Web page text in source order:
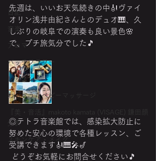
日記
音楽
アロマ
バッチフラワー
レッスン
わらべうたベビーマッサージ
『美・音活』makoto kamata (VISAGE) 鎌田顔
分析
スキンケア・メイク
先週は、いいお天気続きの中🎻ヴァイ
オリン浅井由紀さんとのデュオ🎹、久
しぶりの岐阜での演奏も良い景色🌸
で、プチ旅気分でした🎵
◎テトラ音楽館では、感染拡大防止に
努めた安心の環境で各種レッスン、ご
受講できます🎻🎹🎤🎷
どうぞお気軽にお問合せください🎵